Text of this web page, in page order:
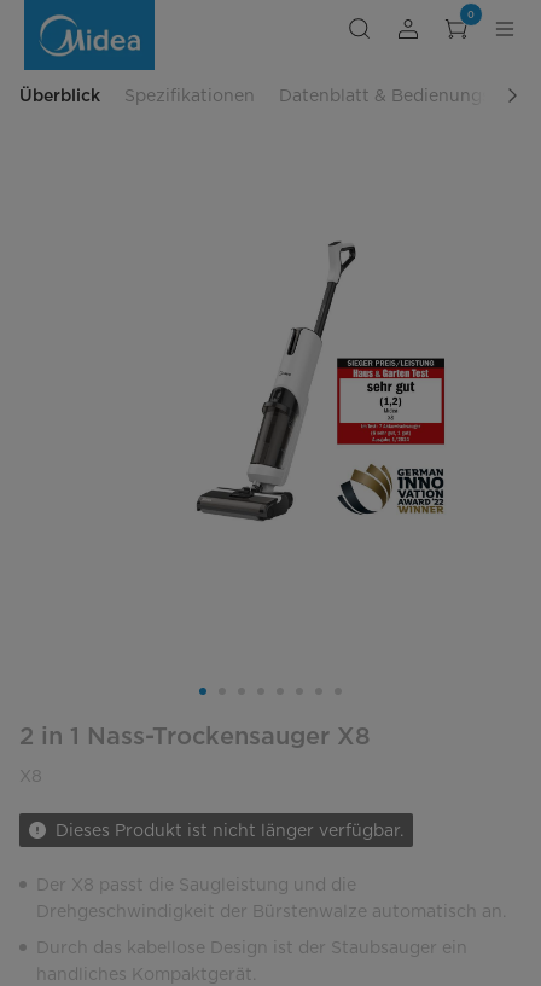
0
Überblick Spezifikationen Datenblatt &
2 in 1 Nass-Trockensauger X8
X8
Dieses Produkt ist nicht länger verfügbar.
Der X8 passt die Saugleistung und die
Drehgeschwindigkeit der Bürstenwalze automatisch an.
Durch das kabellose Design ist der Staubsauger ein
handliches Kompaktgerät.